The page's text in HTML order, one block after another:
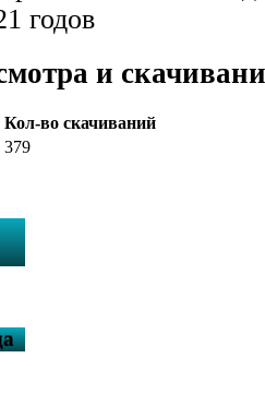
годов
и
Кол-во скачиваний
379